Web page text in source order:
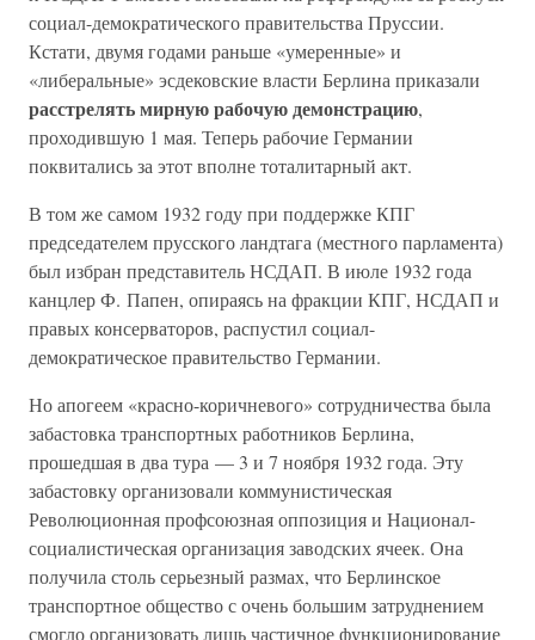
социал-демократического правительства Пруссии.
Кстати, двумя годами раньше «умеренные» и
«либеральные» эсдековские власти Берлина приказали
расстрелять мирную рабочую демонстрацию,
проходившую 1 мая. Теперь рабочие Германии
поквитались за этот вполне тоталитарный акт.
В том же самом 1932 году при поддержке КПГ
председателем прусского ландтага (местного парламента)
был избран представитель НСДАП. В июле 1932 года
канцлер Ф. Папен, опираясь на фракции КПГ, НСДАП и
правых консерваторов, распустил социал-
демократическое правительство Германии.
Но апогеем «красно-коричневого» сотрудничества была
забастовка транспортных работников Берлина,
прошедшая в два тура — 3 и 7 ноября 1932 года. Эту
забастовку организовали коммунистическая
Революционная профсоюзная оппозиция и Национал-
социалистическая организация заводских ячеек. Она
получила столь серьезный размах, что Берлинское
транспортное общество с очень большим затруднением
смогло организовать лишь частичное функционирование